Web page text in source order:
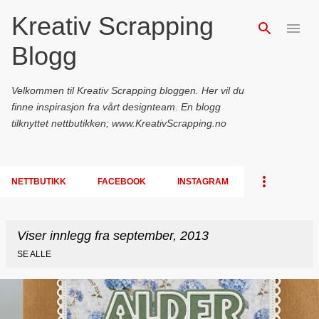
Gå til hovedinnhold
Kreativ Scrapping
Blogg
Velkommen til Kreativ Scrapping bloggen. Her vil du
finne inspirasjon fra vårt designteam. En blogg
tilknyttet nettbutikken; www.KreativScrapping.no
NETTBUTIKK FACEBOOK INSTAGRAM
Viser innlegg fra september, 2013
SE ALLE